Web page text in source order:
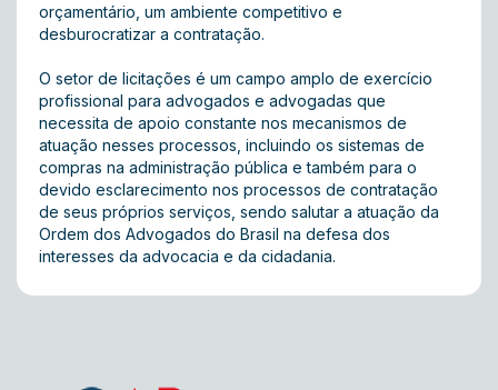
orçamentário, um ambiente competitivo e
desburocratizar a contratação.
O setor de licitações é um campo amplo de exercício
profissional para advogados e advogadas que
necessita de apoio constante nos mecanismos de
atuação nesses processos, incluindo os sistemas de
compras na administração pública e também para o
devido esclarecimento nos processos de contratação
de seus próprios serviços, sendo salutar a atuação da
Ordem dos Advogados do Brasil na defesa dos
interesses da advocacia e da cidadania.